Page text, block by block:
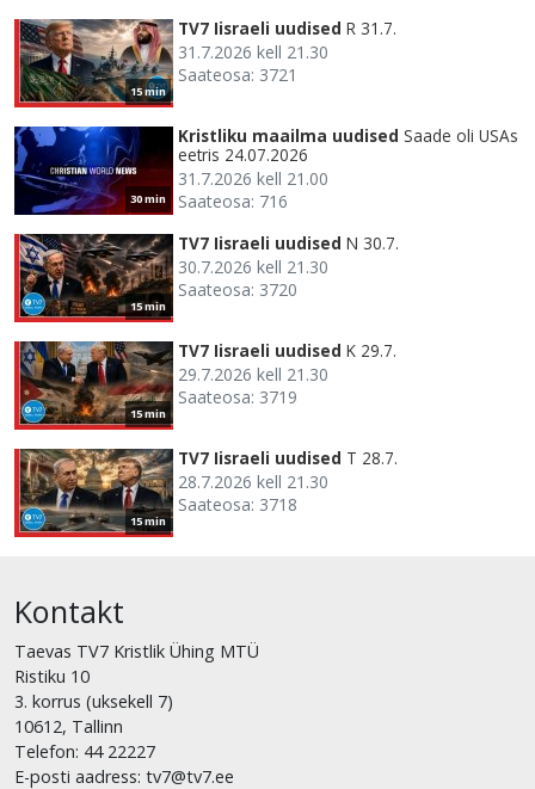
15 min
TV7 Iisraeli uudised R 31.7.
31.7.2026 kell 21.30
Saateosa: 3721
30 min
Kristliku maailma uudised Saade oli USAs
eetris 24.07.2026
31.7.2026 kell 21.00
Saateosa: 716
15 min
TV7 Iisraeli uudised N 30.7.
30.7.2026 kell 21.30
Saateosa: 3720
15 min
TV7 Iisraeli uudised K 29.7.
29.7.2026 kell 21.30
Saateosa: 3719
15 min
TV7 Iisraeli uudised T 28.7.
28.7.2026 kell 21.30
Saateosa: 3718
Kontakt
Taevas TV7 Kristlik Ühing MTÜ
Ristiku 10
3. korrus (uksekell 7)
10612, Tallinn
Telefon: 44 22227
E-posti aadress: tv7@tv7.ee